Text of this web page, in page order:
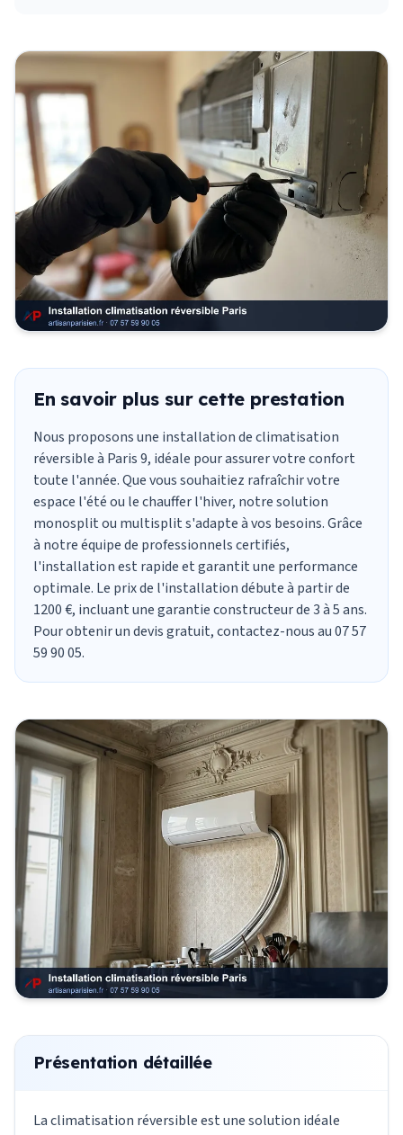
En savoir plus sur cette prestation
Nous proposons une installation de climatisation
réversible à Paris 9, idéale pour assurer votre confort
toute l'année. Que vous souhaitiez rafraîchir votre
espace l'été ou le chauffer l'hiver, notre solution
monosplit ou multisplit s'adapte à vos besoins. Grâce
à notre équipe de professionnels certifiés,
l'installation est rapide et garantit une performance
optimale. Le prix de l'installation débute à partir de
1200 €, incluant une garantie constructeur de 3 à 5 ans.
Pour obtenir un devis gratuit, contactez-nous au 07 57
59 90 05.
Présentation détaillée
La climatisation réversible est une solution idéale